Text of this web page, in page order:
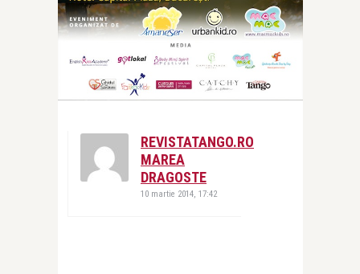
REVISTATANGO.RO
MAREA
DRAGOSTE
10 martie 2014, 17:42